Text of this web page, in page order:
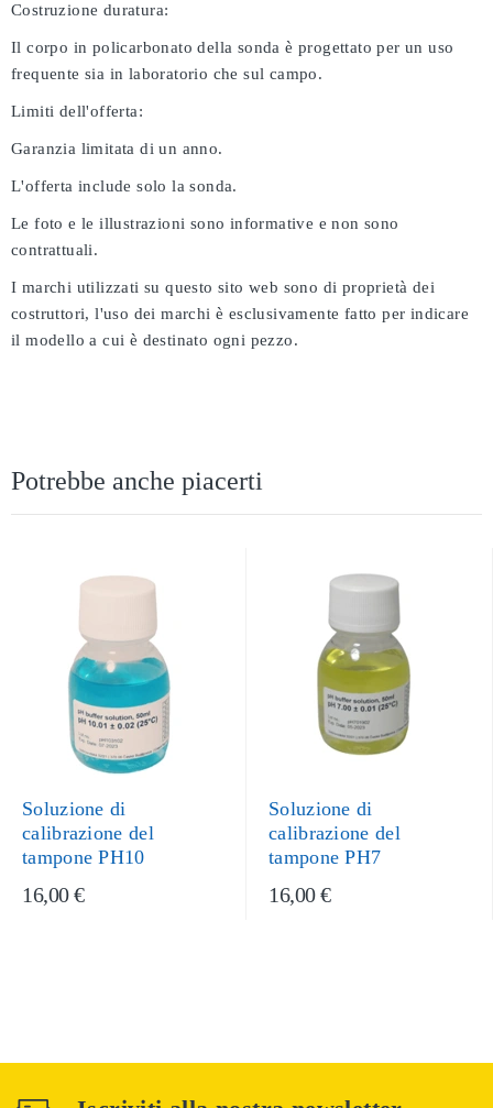
Costruzione duratura:
Il corpo in policarbonato della sonda è progettato per un uso
frequente sia in laboratorio che sul campo.
Limiti dell'offerta:
Garanzia limitata di un anno.
L'offerta include solo la sonda.
Le foto e le illustrazioni sono informative e non sono
contrattuali.
I marchi utilizzati su questo sito web sono di proprietà dei
costruttori, l'uso dei marchi è esclusivamente fatto per indicare
il modello a cui è destinato ogni pezzo.
Potrebbe anche piacerti
Soluzione di
calibrazione del
tampone PH10
16,00 €
Soluzione di
calibrazione del
tampone PH7
16,00 €